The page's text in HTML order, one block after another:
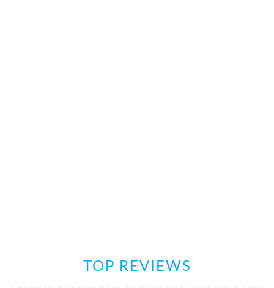
TOP REVIEWS